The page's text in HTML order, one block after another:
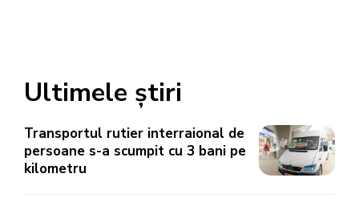
Ultimele știri
Transportul rutier interraional de
persoane s-a scumpit cu 3 bani pe
kilometru